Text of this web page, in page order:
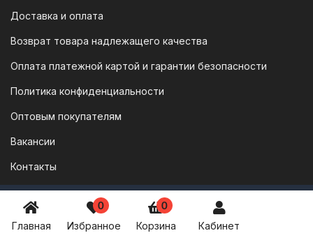
Главная
0
Избранное
0
Корзина Кабинет
8 800 777 1957
vodonos-opt@mail.ru
ПН-ПТ: 8:30 - 17:00
Доставка и оплата
Возврат товара надлежащего качества
Оплата платежной картой и гарантии безопасности
Политика конфиденциальности
Оптовым покупателям
Вакансии
Контакты
Оборудование для теплого пола
Коллекторные группы для теплого пола